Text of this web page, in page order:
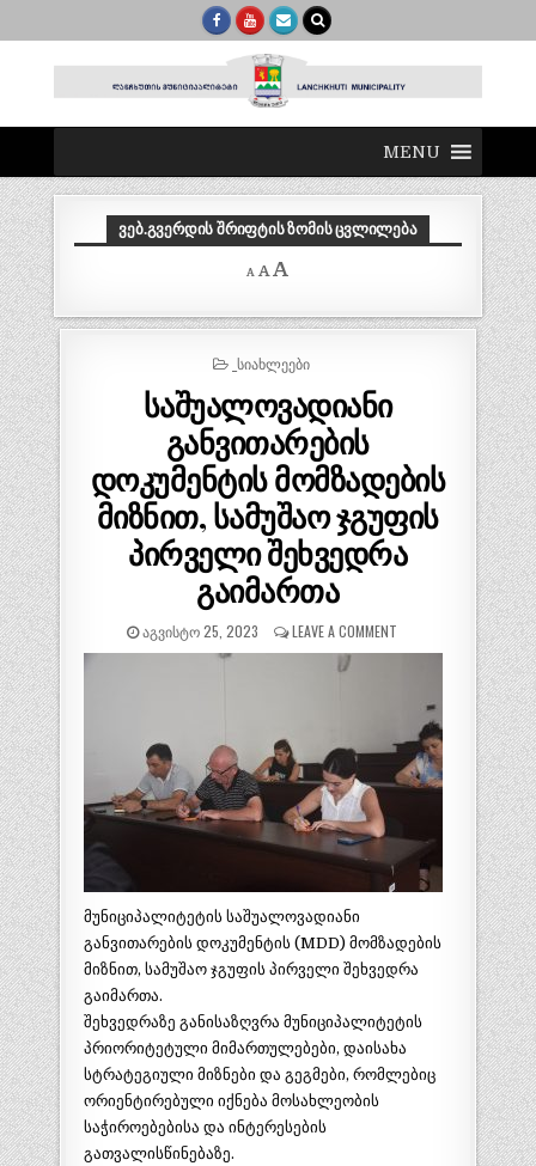
MENU
ᲕᲔᲑ.ᲒᲕᲔᲠᲓᲘᲡ ᲨᲠᲘᲤᲢᲘᲡ ᲖᲝᲛᲘᲡ ᲪᲕᲚᲘᲚᲔᲑᲐ
A
Decrease
font
A Reset
A
size.
POSTED
_ᲡᲘᲐᲮᲚᲔᲔᲑᲘ
საშუალოვადიანი
განვითარების
დოკუმენტის მომზადების
მიზნით, სამუშაო ჯგუფის
პირველი შეხვედრა
გაიმართა
ᲐᲒᲕᲘᲡᲢᲝ 25, 2023 LEAVE A COMMENT
მუნიციპალიტეტის საშუალოვადიანი
განვითარების დოკუმენტის (MDD) მომზადების
მიზნით, სამუშაო ჯგუფის პირველი შეხვედრა
გაიმართა.
შეხვედრაზე განისაზღვრა მუნიციპალიტეტის
პრიორიტეტული მიმართულებები, დაისახა
სტრატეგიული მიზნები და გეგმები, რომლებიც
ორიენტირებული იქნება მოსახლეობის
საჭიროებებისა და ინტერესების
გათვალისწინებაზე.